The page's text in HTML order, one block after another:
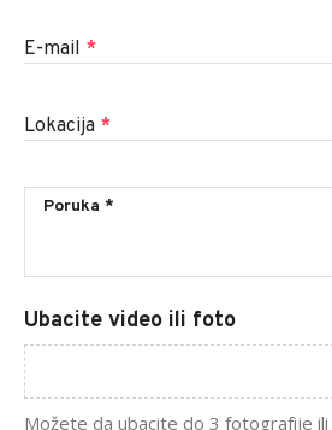
E-mail *
Lokacija *
Ubacite video ili foto
Možete da ubacite do 3 fotografije